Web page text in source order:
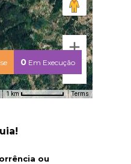
1 km Terms
0 Em Execução
ou